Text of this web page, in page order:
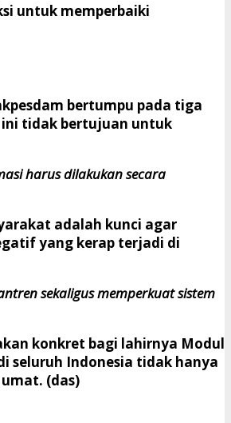
untuk memperbaiki
bertumpu pada tiga
ini tidak bertujuan untuk
harus dilakukan secara
adalah kunci agar
yang kerap terjadi di
sekaligus memperkuat sistem
konkret bagi lahirnya Modul
seluruh Indonesia tidak hanya
(das)